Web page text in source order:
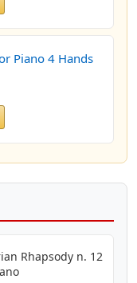
Piano 4 Hands
Rhapsody n. 12